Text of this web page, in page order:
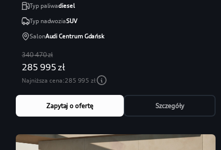
Typ paliwadiesel
Typ nadwoziaSUV
SalonAudi Centrum Gdańsk
340 470 zł
285 995 zł
Najniższa cena:285 995 zł
Zapytaj o ofertę Szczegóły